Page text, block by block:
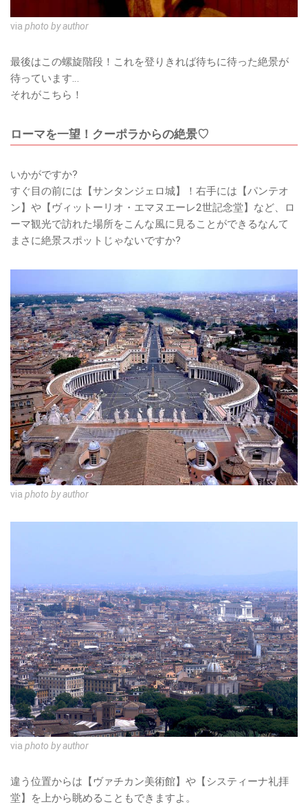
via photo by author
最後はこの螺旋階段！これを登りきれば待ちに待った絶景が
待っています…
それがこちら！
ローマを一望！クーポラからの絶景♡
いかがですか?
すぐ目の前には【サンタンジェロ城】！右手には【パンテオ
ン】や【ヴィットーリオ・エマヌエーレ2世記念堂】など、ロ
ーマ観光で訪れた場所をこんな風に見ることができるなんて
まさに絶景スポットじゃないですか?
via photo by author
via photo by author
違う位置からは【ヴァチカン美術館】や【システィーナ礼拝
堂】を上から眺めることもできますよ。